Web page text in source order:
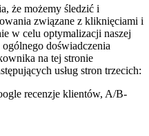
że możemy śledzić i
związane z kliknięciami i
w celu optymalizacji naszej
doświadczenia
na tej stronie
usług stron trzecich:
recenzje klientów, A/B-